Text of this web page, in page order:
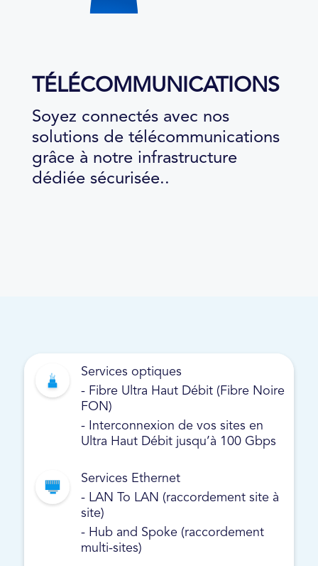
TÉLÉCOMMUNICATIONS
Soyez connectés avec nos
solutions de télécommunications
grâce à notre infrastructure
dédiée sécurisée..
Services optiques
- Fibre Ultra Haut Débit (Fibre Noire
FON)
- Interconnexion de vos sites en
Ultra Haut Débit jusqu’à 100 Gbps
Services Ethernet
- LAN To LAN (raccordement site à
site)
- Hub and Spoke (raccordement
multi-sites)